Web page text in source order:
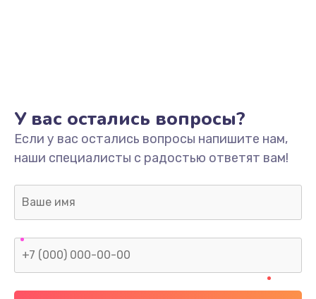
У вас остались вопросы?
Если у вас остались вопросы напишите нам,
наши специалисты с радостью ответят вам!